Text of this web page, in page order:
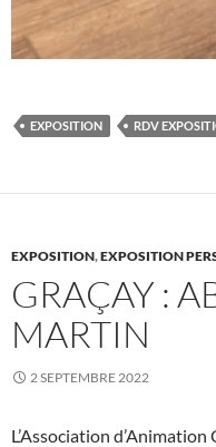
EXPOSITION RDV
EXPOSITION,EXPOSITION
GRAÇAY :
MARTIN
2 SEPTEMBRE 2022
L’Association